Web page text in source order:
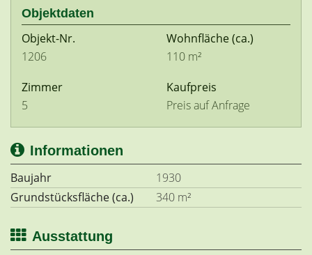
Objektdaten
Objekt-Nr.
1206
Wohnfläche(ca.)
110 m²
Zimmer
5
Kaufpreis
Preis auf Anfrage
Informationen
Baujahr
1930
Grundstücksfläche (ca.)
340 m²
Ausstattung